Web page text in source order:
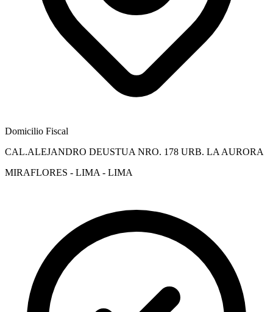
Domicilio Fiscal
CAL.ALEJANDRO DEUSTUA NRO. 178 URB. LA AURORA
MIRAFLORES - LIMA - LIMA